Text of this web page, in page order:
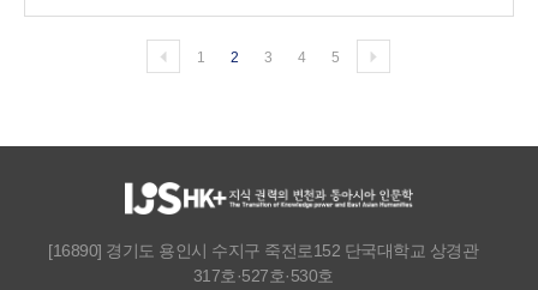
1 2 3 4 5
[16890] 경기도 용인시 수지구 죽전로152 단국대학교 상경관
317호·527호·530호